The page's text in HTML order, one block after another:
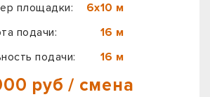
площадки:
6х10 м
подачи:
16 м
подачи:
16 м
руб / смена